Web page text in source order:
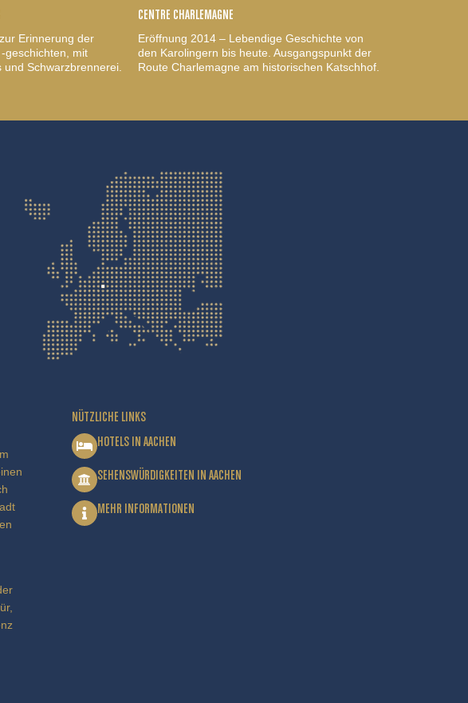
Erinnerung der
geschichten, mit
Schwarzbrennerei.
CENTRE CHARLEMAGNE
Eröffnung 2014 – Lebendige Geschichte von
den Karolingern bis heute. Ausgangspunkt der
Route Charlemagne am historischen Katschhof.
NÜTZLICHE LINKS
HOTELS IN AACHEN
SEHENSWÜRDIGKEITEN IN AACHEN
MEHR INFORMATIONEN